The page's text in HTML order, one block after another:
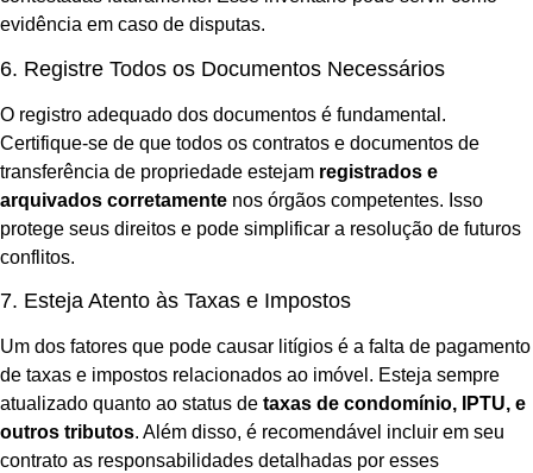
evidência em caso de disputas.
6. Registre Todos os Documentos Necessários
O registro adequado dos documentos é fundamental.
Certifique-se de que todos os contratos e documentos de
transferência de propriedade estejam registrados e
arquivados corretamente nos órgãos competentes. Isso
protege seus direitos e pode simplificar a resolução de futuros
conflitos.
7. Esteja Atento às Taxas e Impostos
Um dos fatores que pode causar litígios é a falta de pagamento
de taxas e impostos relacionados ao imóvel. Esteja sempre
atualizado quanto ao status de taxas de condomínio, IPTU, e
outros tributos. Além disso, é recomendável incluir em seu
contrato as responsabilidades detalhadas por esses